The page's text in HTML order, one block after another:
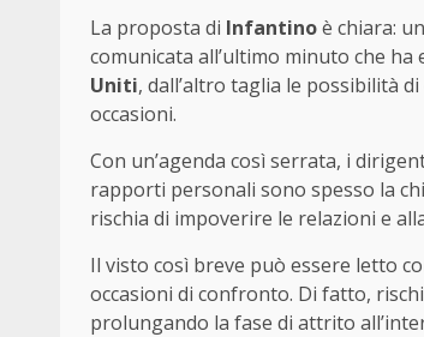
La proposta di Infantinoè chiara:
comunicata all’ultimo minuto che
Uniti, dall’altro taglia le possibilità
occasioni.
Con un’agenda così serrata, i
rapporti personali sono spesso la
rischia di impoverire le relazioni e
Il visto così breve può essere letto
occasioni di confronto. Di fatto,
prolungando la fase di attrito